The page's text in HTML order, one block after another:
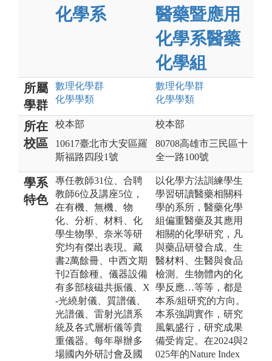
化學系
醫藥暨應用
化學系醫藥
化學組
所屬
學群
數理化學群
化學學類
數理化學群
化學學類
所在
校區
校本部
10617臺北市大安區羅
斯福路四段1號
校本部
80708高雄市三民區十
全一路100號
學系
特色
專任教師31位、合聘
教師6位及講座5位，
在有機、無機、物
化、分析、材料、化
學生物學、奈米等研
究均有傑出表現。藏
書2萬餘冊、中西文期
刊2百餘種。儀器設備
有多部核磁共振儀、X
-光繞射儀、質譜儀、
光譜儀、雷射光譜系
統及各式層析儀等貴
重儀器。每年舉辦多
場國內外研討會及國
以化學方法訓練學生
學習研讀醫藥相關科
學的系所，醫藥化學
組偏重醫藥及其應用
相關的化學研究，凡
與藥品研發合成、生
醫材料、生醫與食品
檢測、生物體內的化
學反應…等等，都是
本系/組研究的方向。
本系強調實作，研究
風氣盛行，研究成果
備受肯定。在2024與2
025年的Nature Index